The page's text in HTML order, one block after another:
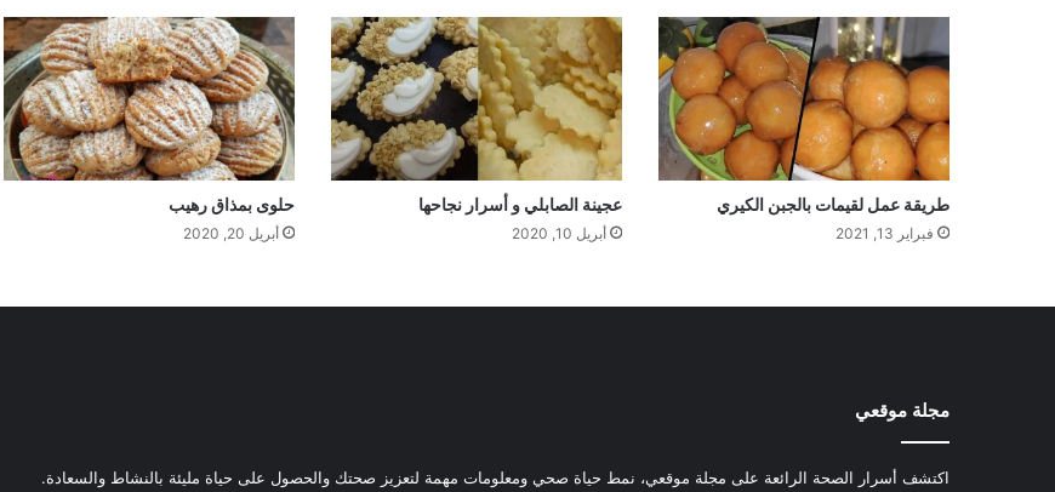
طريقة عمل لقيمات بالجبن الكيري
فبراير 13, 2021
عجينة الصابلي و أسرار نجاحها
أبريل 10, 2020
حلوى بمذاق رهيب
أبريل 20, 2020
مجلة موقعي
اكتشف أسرار الصحة الرائعة على مجلة موقعي، نمط حياة صحي ومعلومات مهمة لتعزيز صحتك والحصول على حياة مليئة بالنشاط والسعادة.